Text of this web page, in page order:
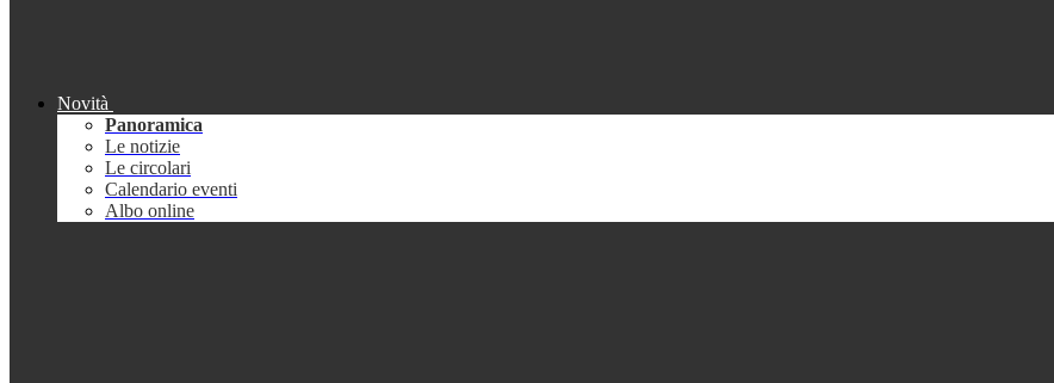
Novità
Panoramica
Le notizie
Le circolari
Calendario eventi
Albo online